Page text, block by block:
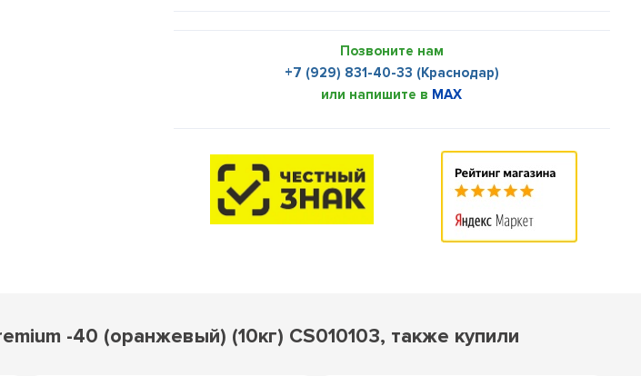
Позвоните нам
+7 (929) 831-40-33 (Краснодар)
или напишите в MAX
-40 (оранжевый) (10кг) CS010103, также купили